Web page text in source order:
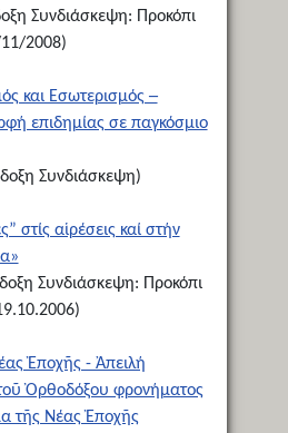
Συνδιάσκεψη: Προκόπι
2008)
και Εσωτερισμός ─
επιδημίας σε παγκόσμιο
Συνδιάσκεψη)
στίς αἱρέσεις καί στήν
Συνδιάσκεψη: Προκόπι
Ἐποχῆς - Ἀπειλή
Ὀρθοδόξου φρονήματος
τῆς Νέας Ἐποχῆς